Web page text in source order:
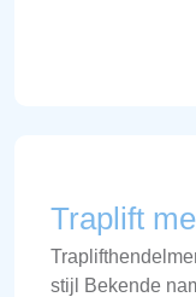
Traplift
stijl Bekende